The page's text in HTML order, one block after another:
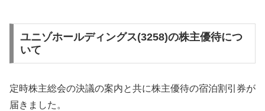
ユニゾホールディングス(3258)の株主優待につ
いて
定時株主総会の決議の案内と共に株主優待の宿泊割引券が
届きました。